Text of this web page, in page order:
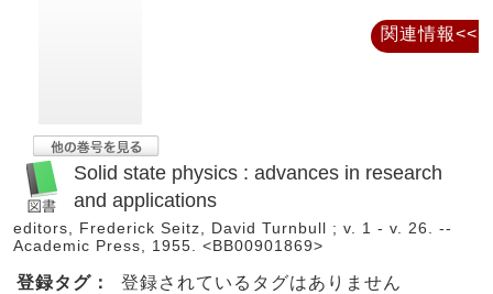
Solid state physics : advances in research
and applications
editors, Frederick Seitz, David Turnbull ; v. 1 - v. 26. --
Academic Press, 1955. <BB00901869>
登録タグ：
登録されているタグはありません
関連情報<<